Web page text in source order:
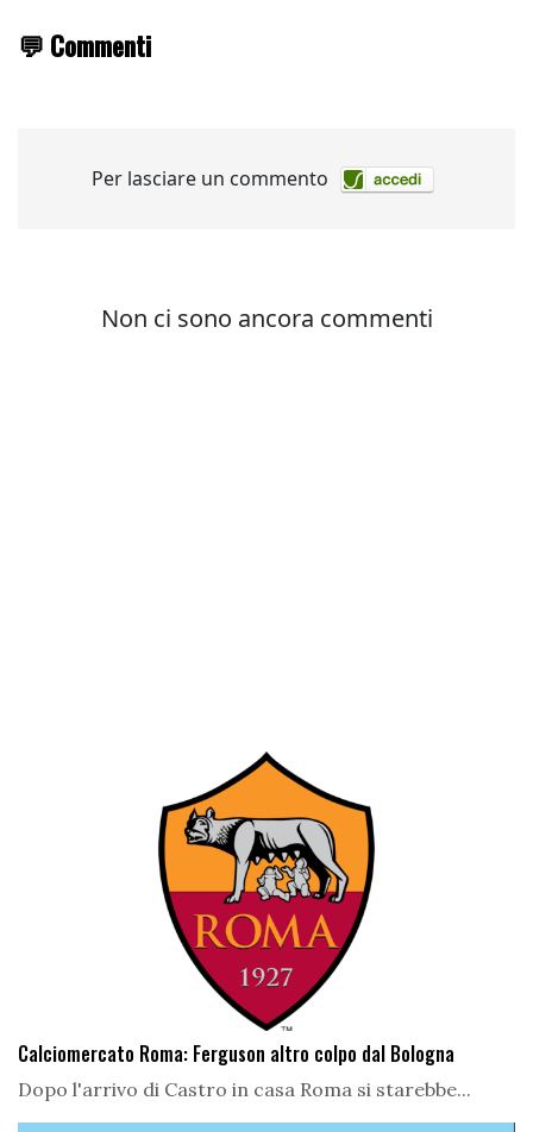
💬 Commenti
Calciomercato Roma: Ferguson altro colpo dal Bologna
Dopo l'arrivo di Castro in casa Roma si starebbe...